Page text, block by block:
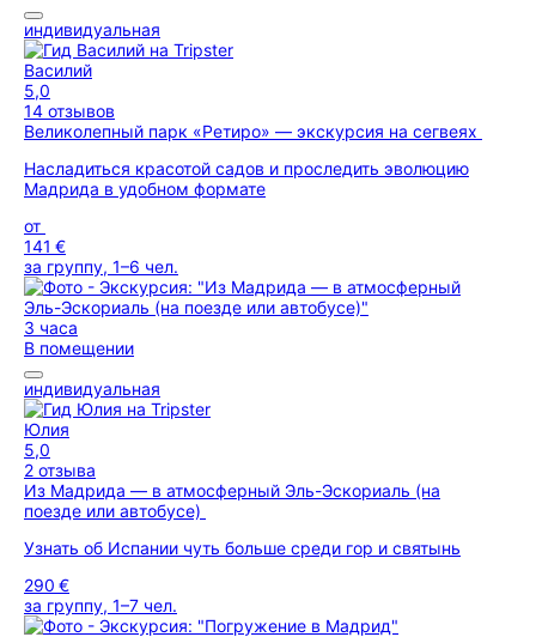
индивидуальная
Василий
5,0
14 отзывов
Великолепный парк «Ретиро» — экскурсия на сегвеях
Насладиться красотой садов и проследить эволюцию
Мадрида в удобном формате
от
141 €
за группу, 1–6 чел.
3 часа
В помещении
индивидуальная
Юлия
5,0
2 отзыва
Из Мадрида — в атмосферный Эль-Эскориаль (на
поезде или автобусе)
Узнать об Испании чуть больше среди гор и святынь
290 €
за группу, 1–7 чел.